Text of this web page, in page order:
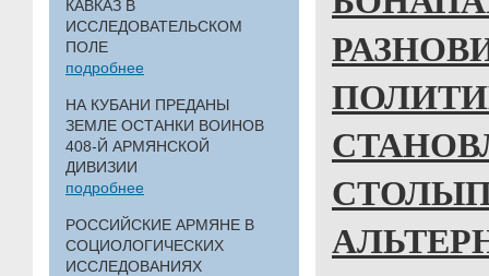
КАВКАЗ В
ИССЛЕДОВАТЕЛЬСКОМ
ПОЛЕ
подробнее
НА КУБАНИ ПРЕДАНЫ
ЗЕМЛЕ ОСТАНКИ ВОИНОВ
408-Й АРМЯНСКОЙ
ДИВИЗИИ
подробнее
РОССИЙСКИЕ АРМЯНЕ В
СОЦИОЛОГИЧЕСКИХ
ИССЛЕДОВАНИЯХ